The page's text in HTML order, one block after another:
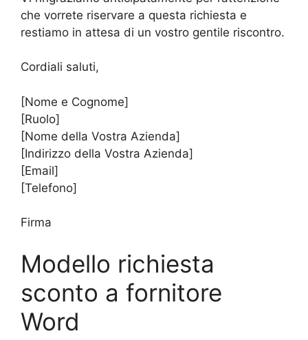
che vorrete riservare a questa richiesta e
restiamo in attesa di un vostro gentile riscontro.
Cordiali saluti,
[Nome e Cognome]
[Ruolo]
[Nome della Vostra Azienda]
[Indirizzo della Vostra Azienda]
[Email]
[Telefono]
Firma
Modello richiesta
sconto a fornitore
Word